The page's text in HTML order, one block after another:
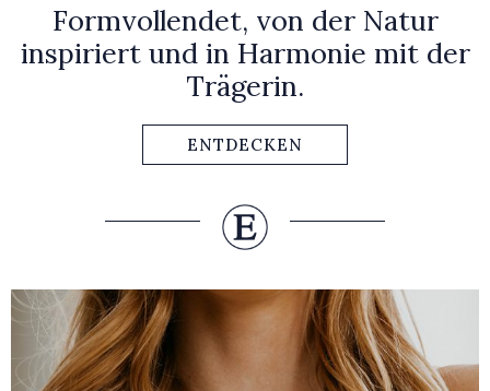
Formvollendet, von der Natur
inspiriert und in Harmonie mit der
Trägerin.
ENTDECKEN